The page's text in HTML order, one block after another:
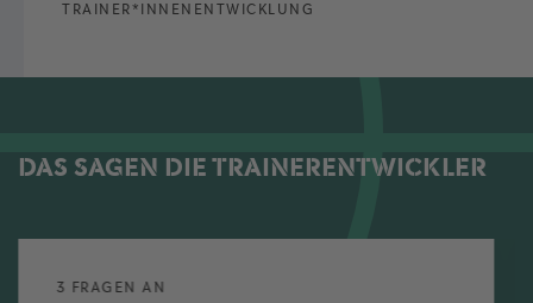
TRAINER*INNENENTWICKLUNG
DAS SAGEN DIE TRAINERENTWICKLER
3 FRAGEN AN